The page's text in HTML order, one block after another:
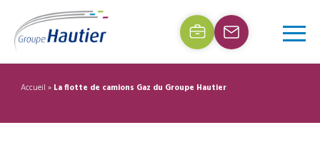
Accueil » La flotte de camions Gaz du Groupe Hautier